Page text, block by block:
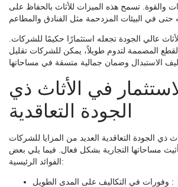
والقوة. تسمح هذه الميزات للأثاث بالحفاظ على
عالي الجودة تجعله استثمارًا حكيمًا للشركات.
المصممة لتدوم طويلاً، يمكن للشركات تقليل
في الأثاث ذي
الجودة التعاقدية
ذي الجودة التعاقدية العديد من المزايا للشركات
مساحاتها التجارية بشكل فعال. فيما يلي بعض
الفوائد الرئيسية:
: